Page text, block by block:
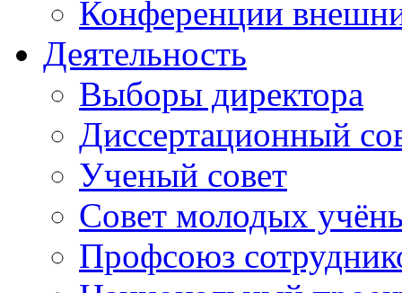
Конференции
Деятельность
Выборы директора
Диссертационный
Ученый совет
Совет молодых
Профсоюз